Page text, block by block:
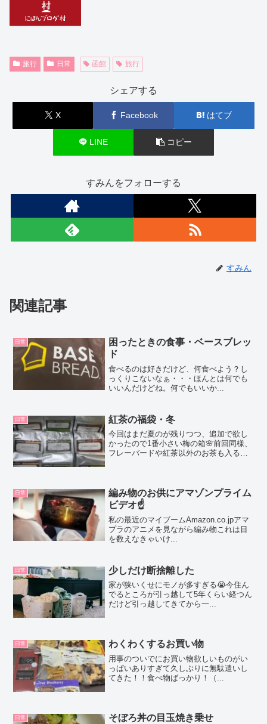
旅行 日常 函館 旅行
シェアする
X Facebook はてブ
LINE コピー
すみんをフォローする
すみん
関連記事
日常
困ったときの食事・ベースブレッ
ド
食べるのは好きだけど、何食べよう？し
っくりこないなぁ・・・ほんとは何でも
いいんだけどね。何でもいいか...
日常 紅茶の福袋・冬
今回はまだ夏のが残りつつ、追加で欲し
かったので1番小さい梅の箱🌸前回同様、
フレーバードや紅茶以外のお茶も入るバ
日常
編み物のお供にアマゾンプライム
ビデオ☝
私の最近のマイブームAmazon.co.jpアマ
プラのアニメを見ながら編み物これは目
を数えなきゃいけ...
日常 少しだけ断捨離した
家が狭いくせにモノが多すぎる😭今住ん
でるところが引っ越して5年くらい経つん
だけど引っ越してきてから一...
日常 わくわくするお買い物
用事のついでにお買い物欲しいものがい
っぱいありすぎて久しぶりに無駄遣いし
てきた！！食べ物ばっかり！（...
日常 そぼろ丼の目玉焼き乗せ